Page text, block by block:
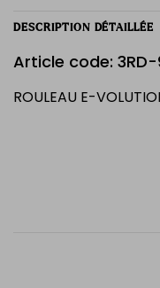
DESCRIPTION DÉTAILLÉE
Article code: 3RD-
ROULEAU E-